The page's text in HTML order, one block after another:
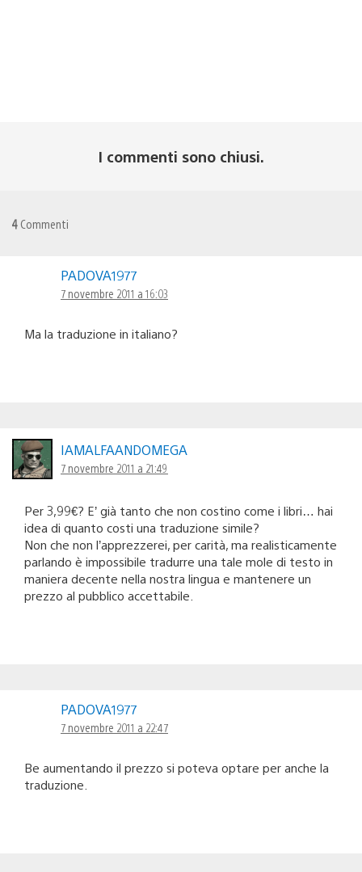
I commenti sono chiusi.
4 Commenti
PADOVA1977
7 novembre 2011 a 16:03
Ma la traduzione in italiano?
IAMALFAANDOMEGA
7 novembre 2011 a 21:49
Per 3,99€? E’ già tanto che non costino come i libri… hai
idea di quanto costi una traduzione simile?
Non che non l’apprezzerei, per carità, ma realisticamente
parlando è impossibile tradurre una tale mole di testo in
maniera decente nella nostra lingua e mantenere un
prezzo al pubblico accettabile.
PADOVA1977
7 novembre 2011 a 22:47
Be aumentando il prezzo si poteva optare per anche la
traduzione.